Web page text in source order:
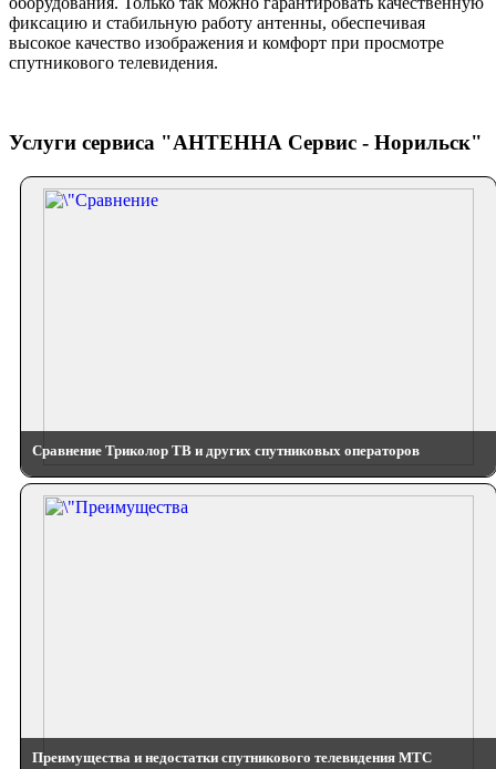
фиксацию и стабильную работу антенны, обеспечивая
высокое качество изображения и комфорт при просмотре
спутникового телевидения.
Услуги сервиса "АНТЕННА Сервис - Норильск"
Сравнение Триколор ТВ и других спутниковых операторов
Преимущества и недостатки спутникового телевидения МТС